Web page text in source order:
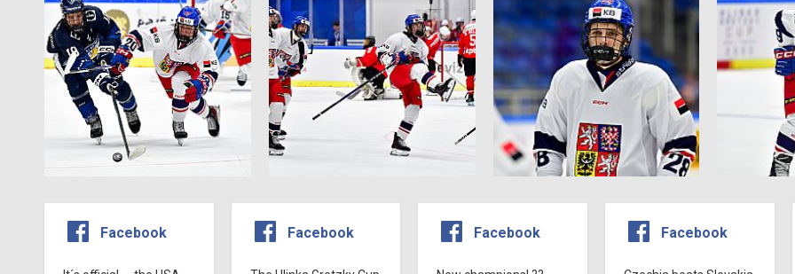
Facebook Facebook Facebook Facebook